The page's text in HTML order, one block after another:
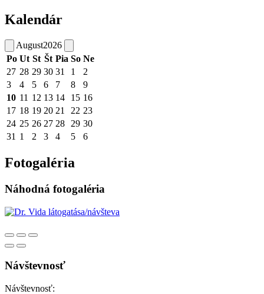
Kalendár
August2026
Po Ut St Št Pia So Ne
27 28 29 30 31 1
2
3
4 5 6 7 8
9
10 11 12 13 14 15 16
17 18 19 20 21 22 23
24 25 26 27 28 29 30
31 1 2 3 4 5 6
Fotogaléria
Náhodná fotogaléria
Návštevnosť
Návštevnosť: